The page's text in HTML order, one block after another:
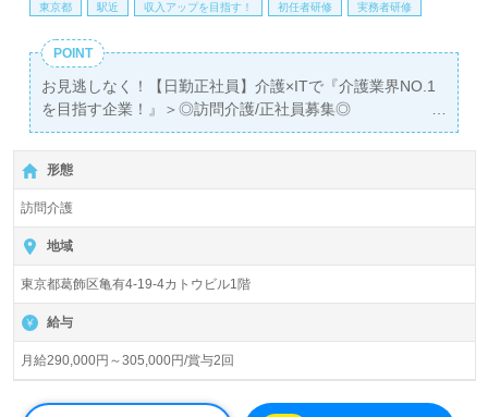
東京都 駅近 収入アップを目指す！ 初任者研修 実務者研修
POINT
お見逃しなく！【日勤正社員】介護×ITで『介護業界NO.1
を目指す企業！』＞◎訪問介護/正社員募集◎
【月給290,000円～305,000円以上/賞与2回】＊初任者研修
以上有資格者向け求人＊『亀有駅』徒歩8分。
『ケアリッツ亀有』株式会社ケアリッツ・アンド・パート
ナーズ Careritz & Partners, Inc.（本社：東京都新宿区）様
の運営です。正社員2,991名以上（2024.11月現在）。宮城
県、東京都、神奈川県、千葉県、埼玉県、愛知県、山梨
県、大阪府を中心に訪問介護、通所介護、短期入所生活介
護、居宅介護支援、パートナーズサービス、レジデンシャ
を目指す注目の企業様です。
◎ご利用者様の笑顔がやりがいに！『ケアリッツ品質』で
形態
訪問介護
地域
東京都葛飾区亀有4-19-4カトウビル1階
給与
月給290,000円～305,000円/賞与2回